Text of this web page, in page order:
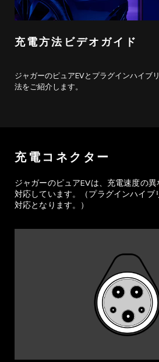
充電方法ビデオガイド
ジャガーのピュアEVとプラグインハイブ
法をご紹介します。
充電コネクター
ジャガーのピュアEVは、充電速度の
対応しています。（プラグインハイブ
対応となります。）